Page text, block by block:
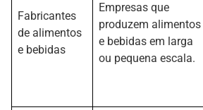
Fabricantes
de alimentos
e bebidas
Empresas que
produzem alimentos
e bebidas em larga
ou pequena escala.